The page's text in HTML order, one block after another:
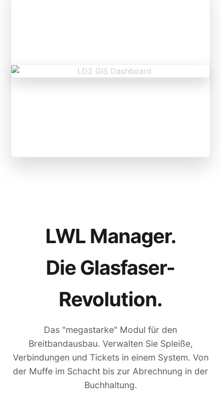
LWL Manager.
Die Glasfaser-
Revolution.
Das "megastarke" Modul für den
Breitbandausbau. Verwalten Sie Spleiße,
Verbindungen und Tickets in einem System. Von
der Muffe im Schacht bis zur Abrechnung in der
Buchhaltung.